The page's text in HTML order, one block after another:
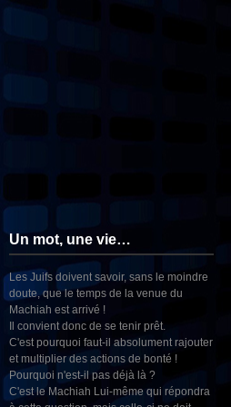
Un mot, une vie…
Les Juifs doivent savoir, sans le moindre
doute, que le temps de la venue du
Machiah est arrivé !
Il convient donc de se tenir prêt.
C'est pourquoi faut-il absolument rajouter
et multiplier des actions de bonté !
Pourquoi n'est-il pas déjà là ?
C'est le Machiah Lui-même qui répondra